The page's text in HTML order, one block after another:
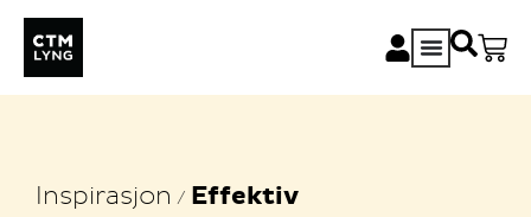
Inspirasjon / Effektiv